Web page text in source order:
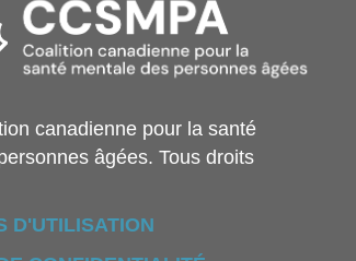
canadienne pour la santé
âgées. Tous droits
D'UTILISATION